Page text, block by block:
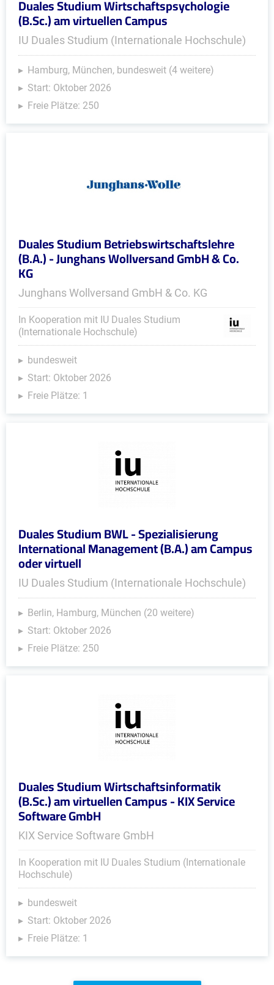
Duales Studium Wirtschaftspsychologie
(B.Sc.) am virtuellen Campus
IU Duales Studium (Internationale Hochschule)
Hamburg, München, bundesweit (4 weitere)
Start: Oktober 2026
Freie Plätze: 250
Duales Studium Betriebswirtschaftslehre
(B.A.) - Junghans Wollversand GmbH & Co.
KG
Junghans Wollversand GmbH & Co. KG
In Kooperation mit IU Duales Studium
(Internationale Hochschule)
bundesweit
Start: Oktober 2026
Freie Plätze: 1
Duales Studium BWL - Spezialisierung
International Management (B.A.) am Campus
oder virtuell
IU Duales Studium (Internationale Hochschule)
Berlin, Hamburg, München (20 weitere)
Start: Oktober 2026
Freie Plätze: 250
Duales Studium Wirtschaftsinformatik
(B.Sc.) am virtuellen Campus - KIX Service
Software GmbH
KIX Service Software GmbH
In Kooperation mit IU Duales Studium (Internationale
Hochschule)
bundesweit
Start: Oktober 2026
Freie Plätze: 1